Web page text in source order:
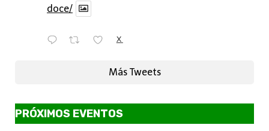
doce/
X
Más Tweets
PRÓXIMOS EVENTOS